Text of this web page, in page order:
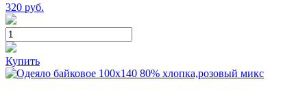
320 руб.
Купить